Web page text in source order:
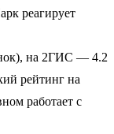
реагирует
на 2ГИС — 4.2
рейтинг на
работает с